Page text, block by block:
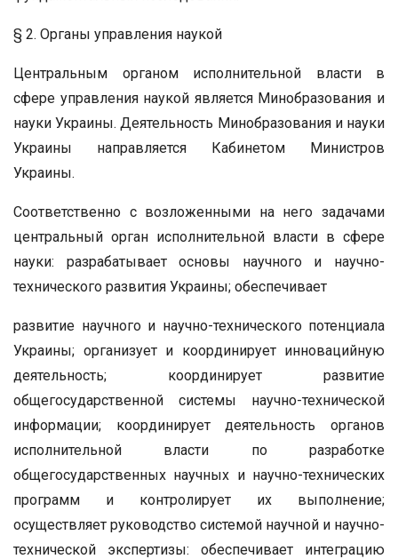
§ 2. Органы управления наукой
Центральным органом исполнительной власти в
сфере управления наукой является Минобразования и
науки Украины. Деятельность Минобразования и науки
Украины направляется Кабинетом Министров
Украины.
Соответственно с возложенными на него задачами
центральный орган исполнительной власти в сфере
науки: разрабатывает основы научного и научно-
технического развития Украины; обеспечивает
развитие научного и научно-технического потенциала
Украины; организует и координирует инновацийную
деятельность; координирует развитие
общегосударственной системы научно-технической
информации; координирует деятельность органов
исполнительной власти по разработке
общегосударственных научных и научно-технических
программ и контролирует их выполнение;
осуществляет руководство системой научной и научно-
технической экспертизы: обеспечивает интеграцию